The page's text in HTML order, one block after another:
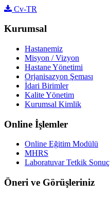
Cv-TR
Kurumsal
Hastanemiz
Misyon / Vizyon
Hastane Yönetimi
Orjanisazyon Şeması
İdari Birimler
Kalite Yönetim
Kurumsal Kimlik
Online İşlemler
Online Eğitim Modülü
MHRS
Laboratuvar Tetkik Sonuç
Öneri ve Görüşleriniz